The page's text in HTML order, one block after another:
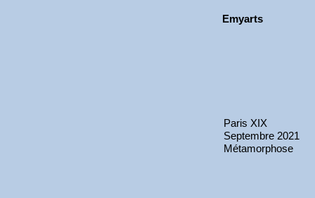
Emyarts
Paris XIX
Septembre 2021
Métamorphose